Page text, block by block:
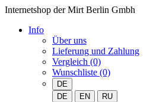
Internetshop der Mirt Berlin Gmbh
Info
Über uns
Lieferung und Zahlung
Vergleich (0)
Wunschliste (0)
DE
DE
EN RU